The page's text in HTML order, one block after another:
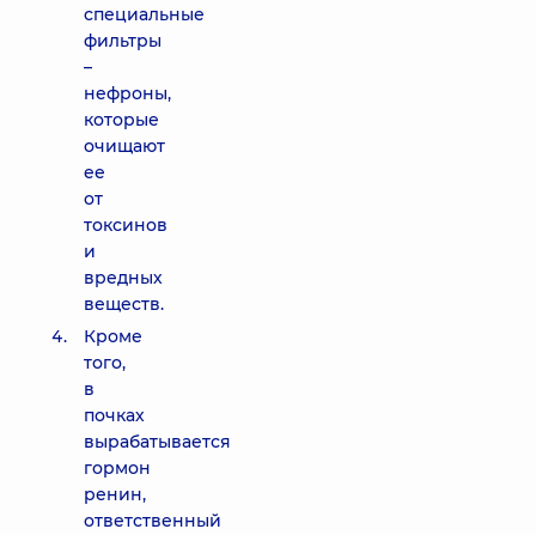
специальные
фильтры
–
нефроны,
которые
очищают
ее
от
токсинов
и
вредных
веществ.
Кроме
того,
в
почках
вырабатывается
гормон
ренин,
ответственный